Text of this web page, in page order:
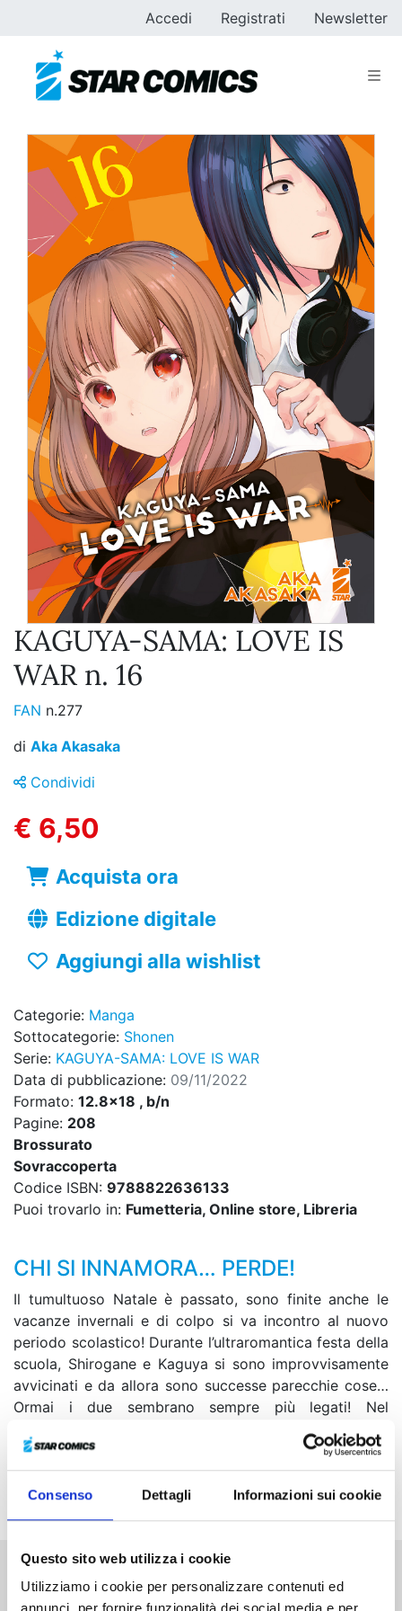
Consenso Dettagli Informazioni sui cookie
Questo sito web utilizza i cookie
Utilizziamo i cookie per personalizzare contenuti ed
Accedi Registrati Newsletter
KAGUYA-SAMA: LOVE IS
WAR n. 16
FAN n.277
di Aka Akasaka
Condividi
€ 6,50
Acquista ora
Edizione digitale
Aggiungi alla wishlist
Categorie: Manga
Sottocategorie: Shonen
Serie: KAGUYA-SAMA: LOVE IS WAR
Data di pubblicazione: 09/11/2022
Formato: 12.8x18 , b/n
Pagine: 208
Brossurato
Sovraccoperta
Codice ISBN: 9788822636133
Puoi trovarlo in: Fumetteria, Online store, Libreria
CHI SI INNAMORA… PERDE!
Il tumultuoso Natale è passato, sono finite anche le
vacanze invernali e di colpo si va incontro al nuovo
periodo scolastico! Durante l’ultraromantica festa della
scuola, Shirogane e Kaguya si sono improvvisamente
avvicinati e da allora sono successe parecchie cose…
Ormai i due sembrano sempre più legati! Nel
frattempo, Ishigami, Iino, Fujiwara e Hayasaka si
comportano in modo strano… Come saranno state le
loro vacanze invernali?! Preparatevi a riviverle sotto
forma di flashback!
Altri volumi della serie